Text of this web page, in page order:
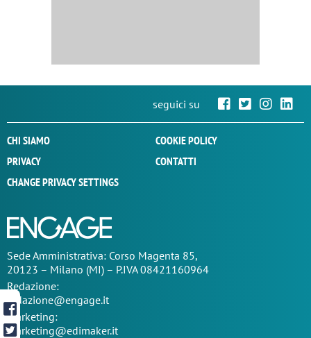
seguici su
CHI SIAMO
COOKIE POLICY
PRIVACY
CONTATTI
CHANGE PRIVACY SETTINGS
SedeAmministrativa: Corso Magenta 85,
20123 – Milano (MI) – P.IVA 08421160964
Redazione:
redazione@engage.it
Marketing:
marketing@edimaker.it